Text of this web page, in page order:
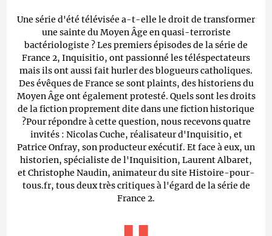
Une série d'été télévisée a-t-elle le droit de transformer
une sainte du Moyen Âge en quasi-terroriste
bactériologiste ? Les premiers épisodes de la série de
France 2, Inquisitio, ont passionné les téléspectateurs
mais ils ont aussi fait hurler des blogueurs catholiques.
Des évêques de France se sont plaints, des historiens du
Moyen Âge ont également protesté. Quels sont les droits
de la fiction proprement dite dans une fiction historique
?Pour répondre à cette question, nous recevons quatre
invités : Nicolas Cuche, réalisateur d'Inquisitio, et
Patrice Onfray, son producteur exécutif. Et face à eux, un
historien, spécialiste de l'Inquisition, Laurent Albaret,
et Christophe Naudin, animateur du site Histoire-pour-
tous.fr, tous deux très critiques à l'égard de la série de
France 2.